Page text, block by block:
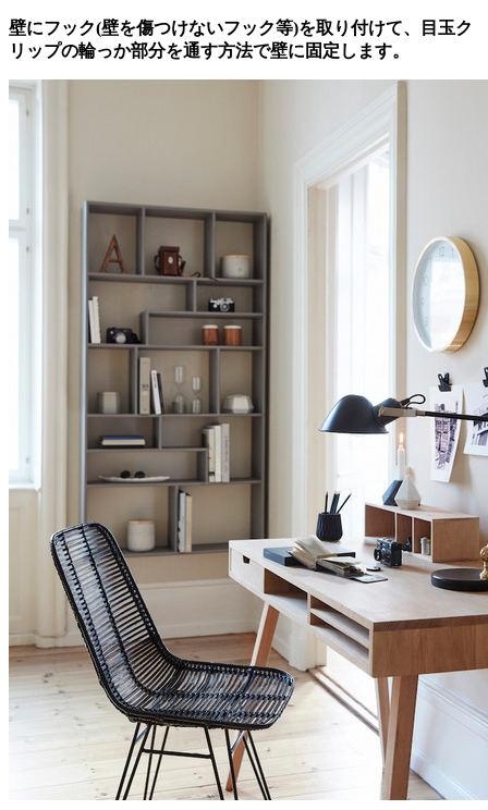
壁にフック(壁を傷つけないフック等)を取り付けて、目玉ク
リップの輪っか部分を通す方法で壁に固定します。